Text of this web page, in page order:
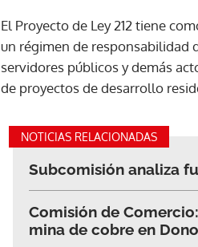
El Proyecto de Ley 212 tiene
un régimen de responsabilidad
servidores públicos y demás
de proyectos de desarrollo
NOTICIAS RELACIONADAS
Subcomisión analiza
Comisión de
mina de cobre en